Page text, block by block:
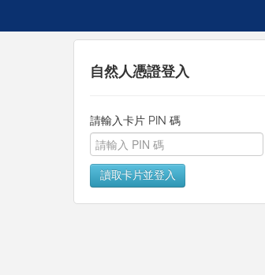
自然人憑證登入
請輸入卡片 PIN 碼
讀取卡片並登入